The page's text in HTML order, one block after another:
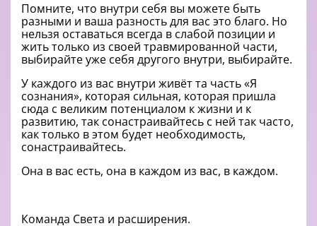
Помните, что внутри себя вы можете быть
разными и ваша разность для вас это благо. Но
нельзя оставаться всегда в слабой позиции и
жить только из своей травмированной части,
выбирайте уже себя другого внутри, выбирайте.
У каждого из вас внутри живёт та часть «Я
сознания», которая сильная, которая пришла
сюда с великим потенциалом к жизни и к
развитию, так сонастраивайтесь с ней так часто,
как только в этом будет необходимость,
сонастраивайтесь.
Она в вас есть, она в каждом из вас, в каждом.
Команда Света и расширения.